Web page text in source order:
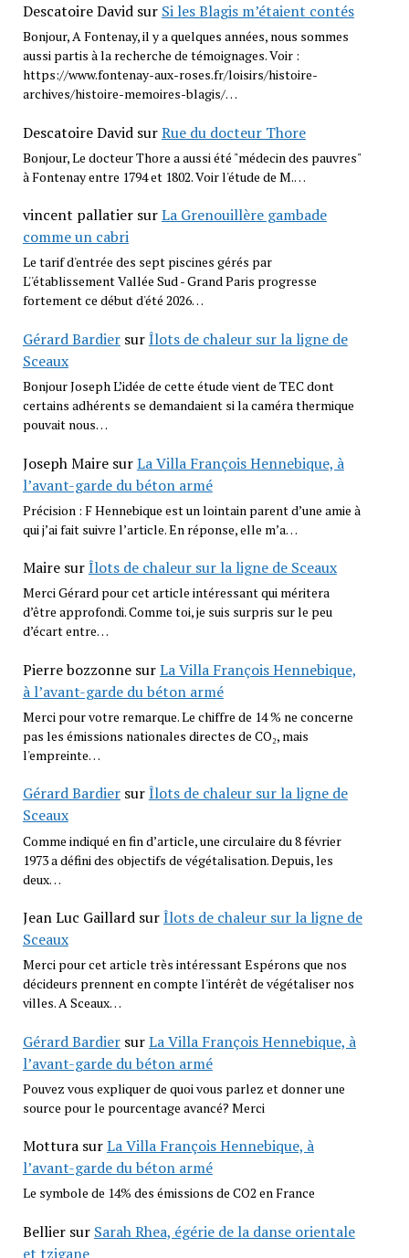
Descatoire Davidsur Si les Blagis m’étaient contés
Bonjour, A Fontenay, il y a quelques années, nous sommes
aussi partis à la recherche de témoignages. Voir :
https://www.fontenay-aux-roses.fr/loisirs/histoire-
archives/histoire-memoires-blagis/…
Descatoire DavidsurRue du docteur Thore
Bonjour, Le docteur Thore a aussi été "médecin des pauvres"
à Fontenay entre 1794 et 1802. Voir l'étude de M.…
vincent pallatiersurLa Grenouillère gambade
comme un cabri
Le tarif d'entrée des sept piscines gérés par
L''établissement Vallée Sud - Grand Paris progresse
fortement ce début d'été 2026…
Gérard BardiersurÎlots de chaleur sur la ligne de
Sceaux
Bonjour Joseph L’idée de cette étude vient de TEC dont
certains adhérents se demandaient si la caméra thermique
pouvait nous…
Joseph MairesurLa Villa François Hennebique, à
l’avant-garde du béton armé
Précision : F Hennebique est un lointain parent d’une amie à
qui j’ai fait suivre l’article. En réponse, elle m’a…
MairesurÎlots de chaleur sur la ligne de Sceaux
Merci Gérard pour cet article intéressant qui méritera
d’être approfondi. Comme toi, je suis surpris sur le peu
d’écart entre…
Pierre bozzonnesurLa Villa François Hennebique,
à l’avant-garde du béton armé
Merci pour votre remarque. Le chiffre de 14 % ne concerne
pas les émissions nationales directes de CO₂, mais
l'empreinte…
Gérard BardiersurÎlots de chaleur sur la ligne de
Sceaux
Comme indiqué en fin d’article, une circulaire du 8 février
1973 a défini des objectifs de végétalisation. Depuis, les
deux…
Jean Luc GaillardsurÎlots de chaleur sur la ligne de
Sceaux
Merci pour cet article très intéressant Espérons que nos
décideurs prennent en compte l'intérêt de végétaliser nos
villes. A Sceaux…
Gérard BardiersurLa Villa François Hennebique, à
l’avant-garde du béton armé
Pouvez vous expliquer de quoi vous parlez et donner une
source pour le pourcentage avancé? Merci
MotturasurLa Villa François Hennebique, à
l’avant-garde du béton armé
Le symbole de 14% des émissions de CO2 en France
Belliersur Sarah Rhea, égérie de la danse orientale
et tzigane